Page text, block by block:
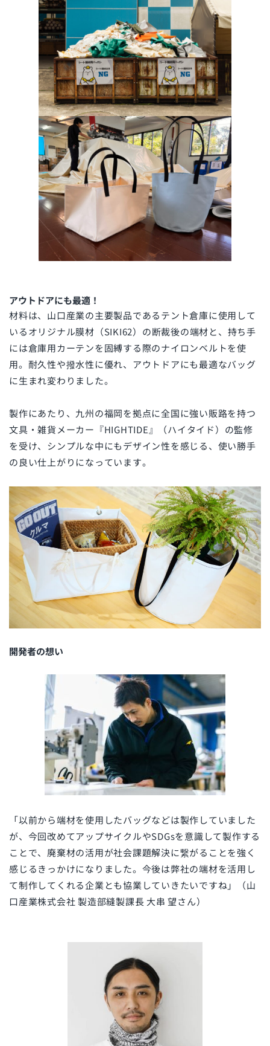
アウトドアにも最適！
材料は、山口産業の主要製品であるテント倉庫に使用して
いるオリジナル膜材（SIKI62）の断裁後の端材と、持ち手
には倉庫用カーテンを固縛する際のナイロンベルトを使
用。耐久性や撥水性に優れ、アウトドアにも最適なバッグ
に生まれ変わりました。
製作にあたり、九州の福岡を拠点に全国に強い販路を持つ
文具・雑貨メーカー『HIGHTIDE』（ハイタイド）の監修
を受け、シンプルな中にもデザイン性を感じる、使い勝手
の良い仕上がりになっています。
開発者の想い
「以前から端材を使用したバッグなどは製作していました
が、今回改めてアップサイクルやSDGsを意識して製作する
ことで、廃棄材の活用が社会課題解決に繋がることを強く
感じるきっかけになりました。 今後は弊社の端材を活用し
て制作してくれる企業とも協業していきたいですね」（山
口産業株式会社 製造部縫製課長 大串 望さん）